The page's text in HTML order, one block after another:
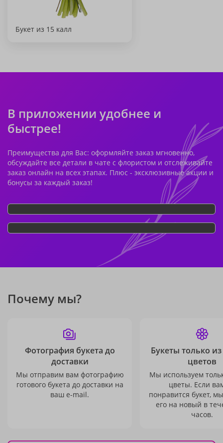
Букет из 15 калл
В приложении удобнее и
быстрее!
Преимущества для Вас: оформляйте заказ мгновенно,
обсуждайте все детали в чате с флористом и отслеживайте
заказ онлайн на всех этапах. Плюс - эксклюзивные акции и
бонусы за каждый заказ!
Почему мы?
Фотография букета до
доставки
Мы отправим вам фотографию
готового букета до доставки на
ваш e-mail.
Букеты только
цветов
Мы используем
цветы. Если
понравится букет,
его на новый в
часов.